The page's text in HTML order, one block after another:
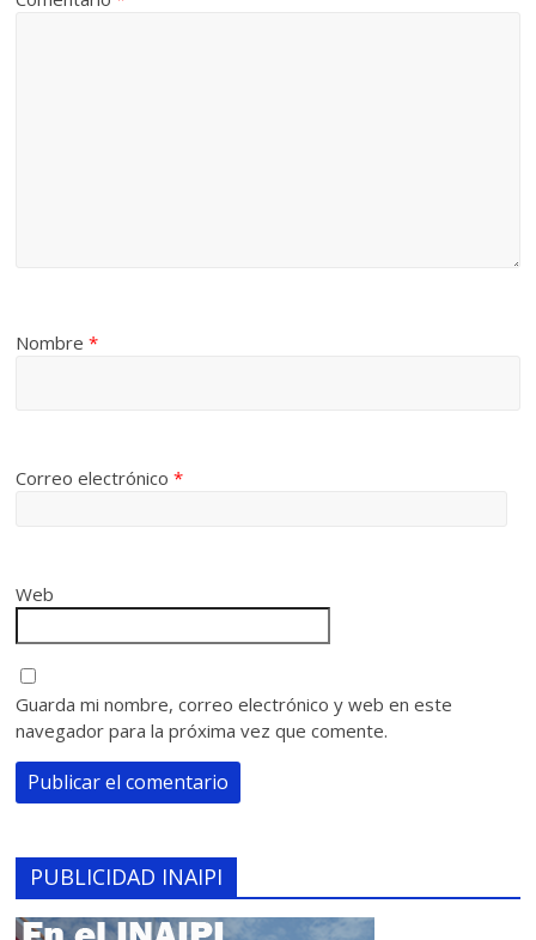
Nombre*
Correo electrónico*
Web
Guarda mi nombre, correo electrónico y web en este
navegador para la próxima vez que comente.
PUBLICIDAD INAIPI